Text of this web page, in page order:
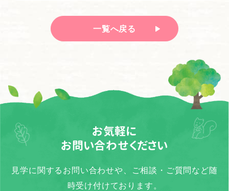
一覧へ戻る
お気軽に
お問い合わせください
見学に関するお問い合わせや、ご相談・ご質問など随
時受け付けております。